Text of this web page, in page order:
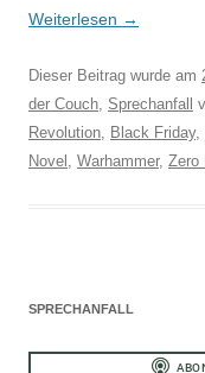
Weiterlesen →
Dieser Beitrag wurde am
der Couch, Sprechanfall
Revolution, Black Friday,
Novel , Warhammer, Zero
SPRECHANFALL